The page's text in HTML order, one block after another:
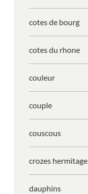
cotes de bourg
cotes du rhone
couleur
couple
couscous
crozes hermitage
dauphins